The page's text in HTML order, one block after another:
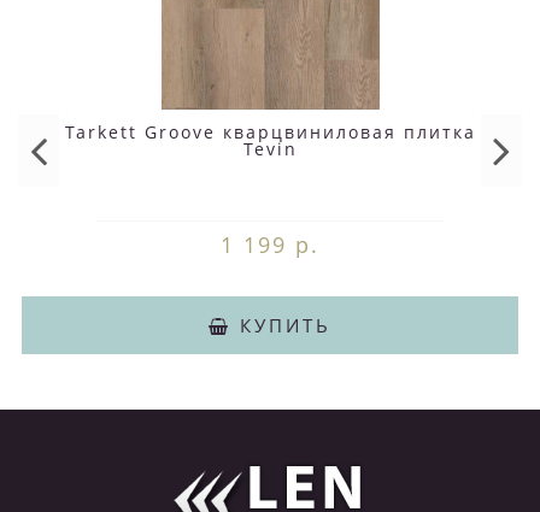
Tarkett Groove кварцвиниловая плитка
Tevin
1 199 р.
КУПИТЬ